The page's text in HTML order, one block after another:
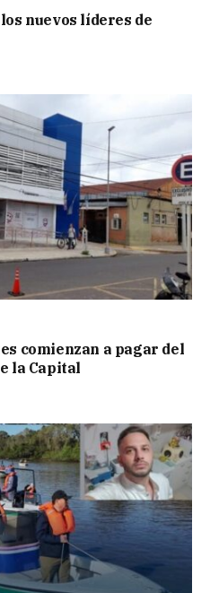
nuevos líderes de
comienzan a pagar del
la Capital